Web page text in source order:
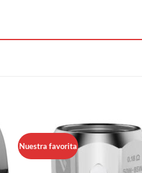
Nuestra favorita